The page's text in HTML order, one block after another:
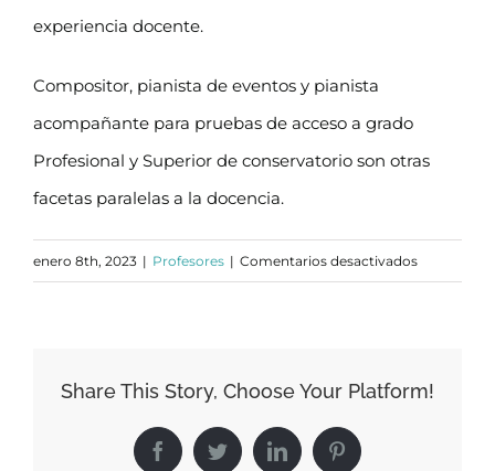
experiencia docente.
Compositor, pianista de eventos y pianista
acompañante para pruebas de acceso a grado
Profesional y Superior de conservatorio son otras
facetas paralelas a la docencia.
enero 8th, 2023 | Profesores | Comentarios desactivadosen
Share This Story, Choose Your Platform!
FacebookTwitterLinkedInPinterest